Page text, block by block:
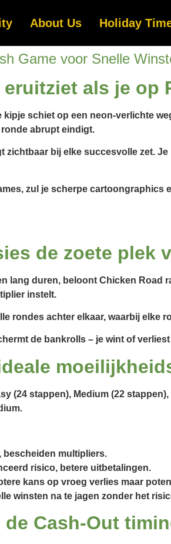
About Us Holiday
Game voor Snelle
eruitziet als je op
schiet op een neon-verlichte
abrupt eindigt.
zichtbaar bij elke succesvolle zet.
zul je scherpe
de zoete plek
lang duren, beloont Chicken
instelt.
rondes achter elkaar, waarbij elke
de bankrolls – je wint of
(24 stappen), Medium (22
bescheiden multipliers.
risico, betere uitbetalingen.
kans op vroeg verlies maar
winsten na te jagen zonder het
Cash‑Out